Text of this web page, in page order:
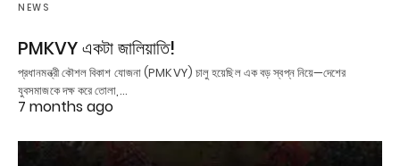
NEWS
PMKVY একটা জালিয়াতি!
প্রধানমন্ত্রী কৌশল বিকাশ যোজনা (PMKVY) চালু হয়েছিল এক বড় স্বপ্ন নিয়ে—দেশের
যুবসমাজকে দক্ষ করে তোলা,…
7 months ago